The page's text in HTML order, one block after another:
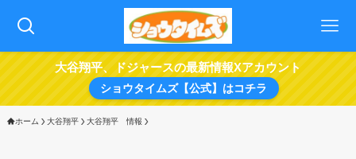
大谷翔平、ドジャースの最新情報Xアカウント
ショウタイムズ【公式】はコチラ
ホーム 大谷翔平 大谷翔平 情報